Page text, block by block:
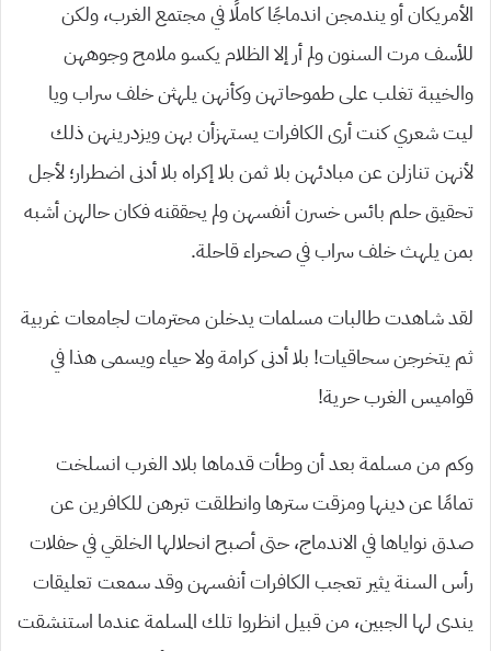
الأمريكان أو يندمجن اندماجًا كاملًا في مجتمع الغرب، ولكن
للأسف مرت السنون ولم أر إلا الظلام يكسو ملامح وجوههن
والخيبة تغلب على طموحاتهن وكأنهن يلهثن خلف سراب ويا
ليت شعري كنت أرى الكافرات يستهزأن بهن ويزدرينهن ذلك
لأنهن تنازلن عن مبادئهن بلا ثمن بلا إكراه بلا أدنى اضطرار؛ لأجل
تحقيق حلم بائس خسرن أنفسهن ولم يحققنه فكان حالهن أشبه
بمن يلهث خلف سراب في صحراء قاحلة.
لقد شاهدت طالبات مسلمات يدخلن محترمات لجامعات غربية
ثم يتخرجن سحاقيات! بلا أدنى كرامة ولا حياء ويسمى هذا في
قواميس الغرب حرية!
وكم من مسلمة بعد أن وطأت قدماها بلاد الغرب انسلخت
تمامًا عن دينها ومزقت سترها وانطلقت تبرهن للكافرين عن
صدق نواياها في الاندماج، حتى أصبح انحلالها الخلقي في حفلات
رأس السنة يثير تعجب الكافرات أنفسهن وقد سمعت تعليقات
يندى لها الجبين، من قبيل انظروا تلك المسلمة عندما استنشقت